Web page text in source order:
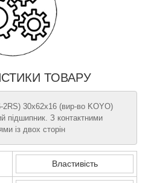
ТОВАРУ
2RS) 30х62х16 (вир-во KOYO)
підшипник. З контактними
із двох сторін
Властивість